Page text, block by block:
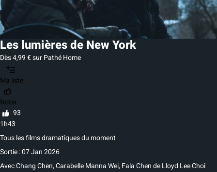
Les lumières de New York
Dès 4,99 € sur Pathé Home
Ma liste
Noter
93
1h43
Tous les films dramatiques du moment
Sortie : 07 Jan 2026
AvecChang Chen,Carabelle Manna Wei,Fala ChendeLloyd Lee Choi